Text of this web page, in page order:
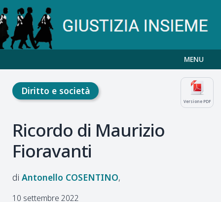
MENU
Versione PDF
Diritto e società
Ricordo di Maurizio
Fioravanti
Antonello COSENTINO
10 settembre 2022